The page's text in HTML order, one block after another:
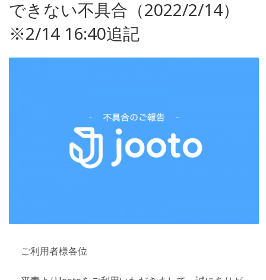
できない不具合（2022/2/14）
※2/14 16:40追記
ご利用者様各位